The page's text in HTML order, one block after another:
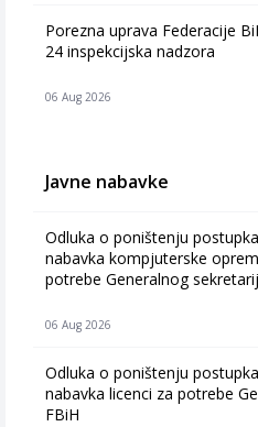
Porezna uprava Federacije
24 inspekcijska nadzora
06 Aug 2026
Javne nabavke
Odluka o poništenju
nabavka kompjuterske
potrebe Generalnog
06 Aug 2026
Odluka o poništenju
nabavka licenci za potrebe
FBiH